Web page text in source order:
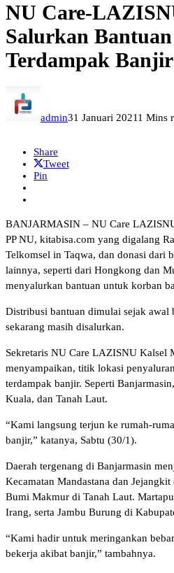
NU Care-
Salurkan
Terdampak
admin31 Januari 20211 Mins
Share
Tweet
Pin
BANJARMASIN – NU Care
PP NU, kitabisa.com yang digalang
Telkomsel in Taqwa, dan donasi dari
lainnya, seperti dari Hongkong dan
menyalurkan bantuan untuk korban
Distribusi bantuan dimulai sejak awal
sekarang masih disalurkan.
Sekretaris NU Care LAZISNU Kalsel
menyampaikan, titik lokasi
terdampak banjir. Seperti
Kuala, dan Tanah Laut.
“Kami langsung terjun ke rumah-
banjir,” katanya, Sabtu (30/1).
Daerah tergenang di Banjarmasin
Kecamatan Mandastana dan
Bumi Makmur di Tanah Laut.
Irang, serta Jambu Burung di
“Kami hadir untuk meringankan
bekerja akibat banjir,” tambahnya.